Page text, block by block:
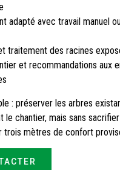
adapté avec travail manuel
traitement des racines
et recommandations aux
: préserver les arbres
le chantier, mais sans
trois mètres de confort